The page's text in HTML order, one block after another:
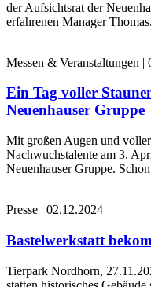
der Aufsichtsrat der
erfahrenen Manager
Messen & Veranstaltungen |
Ein Tag voller
Neuenhauser Gruppe
Mit großen Augen und
Nachwuchstalente am 3.
Neuenhauser Gruppe.
Presse | 02.12.2024
Bastelwerkstatt
Tierpark Nordhorn,